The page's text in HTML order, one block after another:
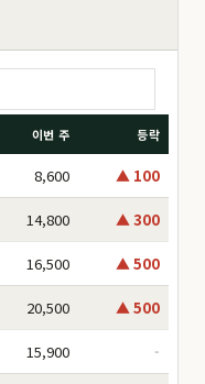
이번 주 등락
8,600 ▲ 100
14,800 ▲ 300
16,500 ▲ 500
20,500 ▲ 500
15,900 -